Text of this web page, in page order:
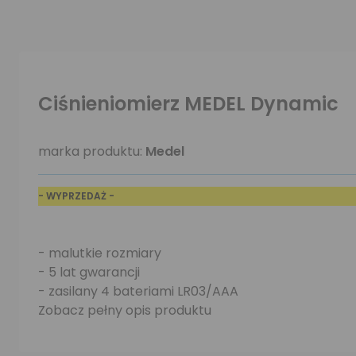
Ciśnieniomierz MEDEL Dynamic
marka produktu: Medel
- WYPRZEDAŻ -
- malutkie rozmiary
- 5 lat gwarancji
- zasilany 4 bateriami LR03/AAA
Zobacz pełny opis produktu